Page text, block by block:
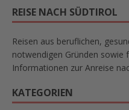
REISE NACH SÜDTIROL
Reisen aus beruflichen,
notwendigen Gründen sowie
Informationen zur Anreise
KATEGORIEN